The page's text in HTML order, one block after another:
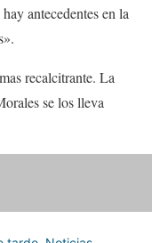
antecedentes en la
recalcitrante. La
se los lleva